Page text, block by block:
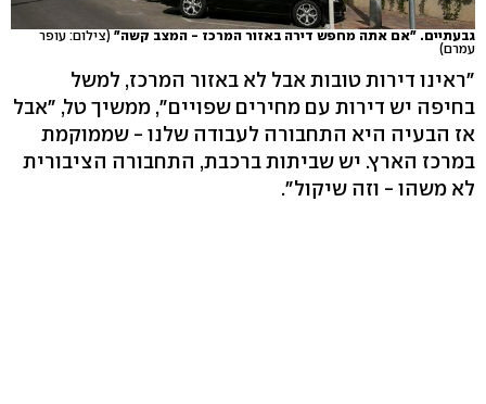
גבעתיים. "אם אתה מחפש דירה באזור המרכז - המצב קשה"(צילום: עופר
עמרם)
"ראינו דירות טובות אבל לא באזור המרכז, למשל
בחיפה יש דירות עם מחירים שפויים", ממשיך טל, "אבל
אז הבעיה היא התחבורה לעבודה שלנו - שממוקמת
במרכז הארץ. יש שביתות ברכבת, התחבורה הציבורית
לא משהו - וזה שיקול״.